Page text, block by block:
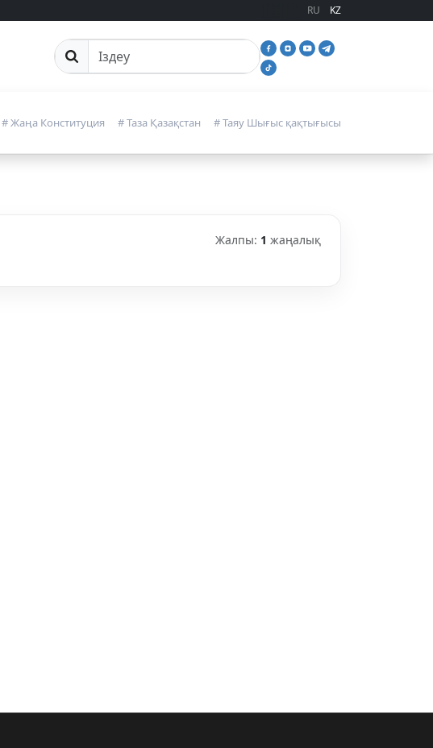
RU KZ
Сайттан іздеу
# Жаңа Конституция # Таза Қазақстан # Таяу Шығыс қақтығысы
Жалпы: 1 жаңалық